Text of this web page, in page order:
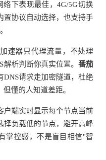
下表现最佳，4G/5G切换
置协议自动选择，也支持手
速器只代理流量，不处理
析判断你真实位置。 番茄
DNS请求走加密隧道，杜绝
懂的人知道差距。
户端实时显示每个节点当前
择负载低的节点，避开高峰
掌控感，不是盲目相信"智